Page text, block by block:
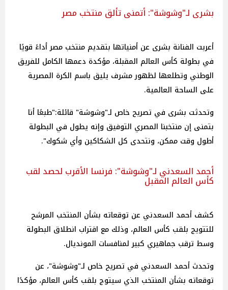
بشرى لـ"وشوشة": أتمنى تألق منتخب مصر
أعربت الفنانة بشرى عن أمنياتها بتقديم منتخب مصر أداءً قويًا
في بطولة كأس العالم المقبلة، مؤكدة دعمها الكامل للفريق
الوطني وتطلعها لظهور مشرف يليق باسم الكرة المصرية
على الساحة العالمية.
وتحدثت بشرى في تصريح خاص لـ"وشوشة" قائلة:"طبعًا أنا
بتمنى إن منتخبنا المصري التوفيق وإنه يطول في البطولة
أطول وقت ممكن، ونتحدى كل الشكاكين وأي شكوك".
أحمد السعدني لـ"وشوشة": فرنسا الأقرب لحصد لقب
كأس العالم المقبل
كشف أحمد السعدني عن توقعاته بشأن المنتخب المرشح
للتتويج بلقب كأس العالم، وذلك مع اقتراب انطلاق البطولة
وسط ترقب جماهيري كبير لمنافسات المونديال.
وتحدث أحمد السعدني في تصريح خاص لـ"وشوشة"، عن
توقعاته بشأن المنتخب الذي سيتوج بلقب كأس العالم، مؤكدًا